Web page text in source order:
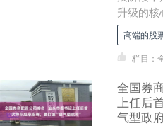
升级的核
——宠物
亚洲宠物
高端的股
栏目：
全国券
上任后
气型政